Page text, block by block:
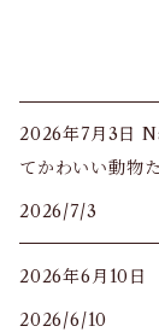
2026年7月3日
てかわいい動物
2026/7/3
2026年6月10
2026/6/10